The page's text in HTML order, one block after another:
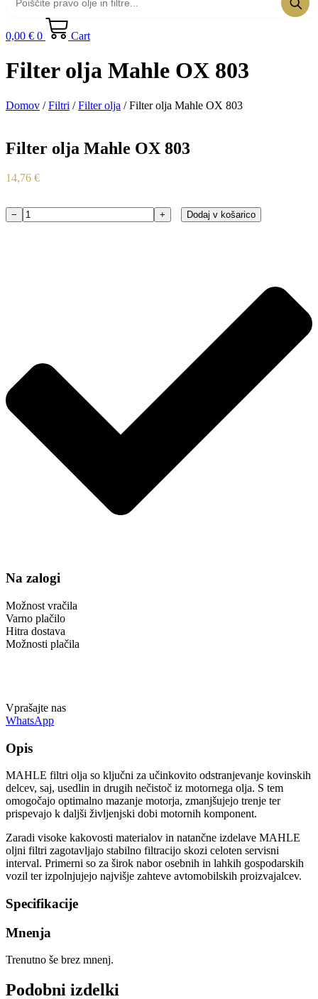
0,00 € 0 Cart
Filter olja Mahle OX 803
Domov /Filtri /Filter olja / Filter olja Mahle OX 803
Filter olja Mahle OX 803
14,76 €
Filter
− + Dodaj v košarico
Na zalogi
Možnost vračila
Varno plačilo
Hitra dostava
Možnosti plačila
Vprašajte nas
WhatsApp
Opis
MAHLE filtri olja so ključni za učinkovito odstranjevanje kovinskih
delcev, saj, usedlin in drugih nečistoč iz motornega olja. S tem
omogočajo optimalno mazanje motorja, zmanjšujejo trenje ter
prispevajo k daljši življenjski dobi motornih komponent.
Zaradi visoke kakovosti materialov in natančne izdelave MAHLE
oljni filtri zagotavljajo stabilno filtracijo skozi celoten servisni
interval. Primerni so za širok nabor osebnih in lahkih gospodarskih
vozil ter izpolnjujejo najvišje zahteve avtomobilskih proizvajalcev.
Specifikacije
Mnenja
Trenutno še brez mnenj.
Podobni izdelki